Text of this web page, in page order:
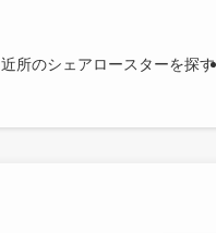
近所のシェアロースターを探す